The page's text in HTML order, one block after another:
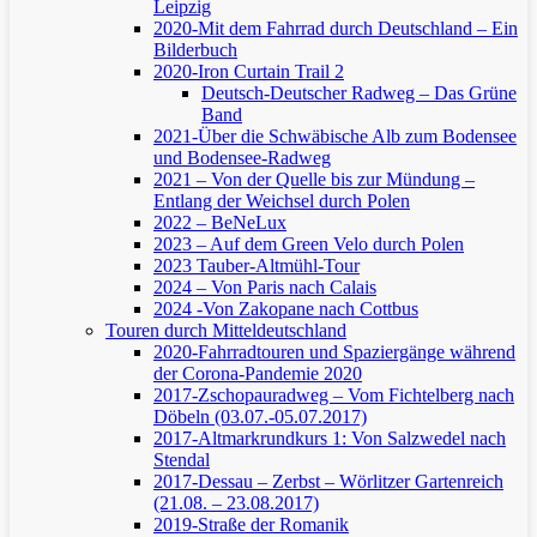
Leipzig
2020-Mit dem Fahrrad durch Deutschland – Ein
Bilderbuch
2020-Iron Curtain Trail 2
Deutsch-Deutscher Radweg – Das Grüne
Band
2021-Über die Schwäbische Alb zum Bodensee
und Bodensee-Radweg
2021 – Von der Quelle bis zur Mündung –
Entlang der Weichsel durch Polen
2022 – BeNeLux
2023 – Auf dem Green Velo durch Polen
2023 Tauber-Altmühl-Tour
2024 – Von Paris nach Calais
2024 -Von Zakopane nach Cottbus
Touren durch Mitteldeutschland
2020-Fahrradtouren und Spaziergänge während
der Corona-Pandemie 2020
2017-Zschopauradweg – Vom Fichtelberg nach
Döbeln (03.07.-05.07.2017)
2017-Altmarkrundkurs 1: Von Salzwedel nach
Stendal
2017-Dessau – Zerbst – Wörlitzer Gartenreich
(21.08. – 23.08.2017)
2019-Straße der Romanik